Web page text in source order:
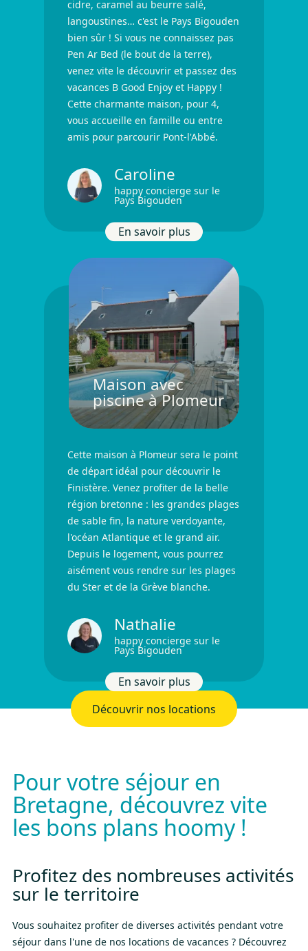
cidre, caramel au beurre salé,
langoustines… c'est le Pays Bigouden
bien sûr ! Si vous ne connaissez pas
Pen Ar Bed (le bout de la terre),
venez vite le découvrir et passez des
vacances B Good Enjoy et Happy !
Cette charmante maison, pour 4,
vous accueille en famille ou entre
amis pour parcourir Pont-l'Abbé.
Caroline
happy concierge sur le
Pays Bigouden
En savoir plusCharmante maison à Pont
Maison avec
piscine à Plomeur
Cette maison à Plomeur sera le point
de départ idéal pour découvrir le
Finistère. Venez profiter de la belle
région bretonne : les grandes plages
de sable fin, la nature verdoyante,
l'océan Atlantique et le grand air.
Depuis le logement, vous pourrez
aisément vous rendre sur les plages
du Ster et de la Grève blanche.
Nathalie
happy concierge sur le
Pays Bigouden
En savoir plusMaison avec piscine à
Découvrir nos locations
Pour votre séjour en
Bretagne, découvrez vite
les bons plans hoomy !
Profitez des nombreuses activités
sur le territoire
Vous souhaitez profiter de diverses activités pendant votre
séjour dans l'une de nos locations de vacances ? Découvrez